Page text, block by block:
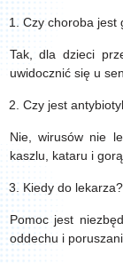
Czy choroba jest
Tak, dla dzieci
uwidocznić się u
Czy jest
Nie, wirusów nie
kaszlu, kataru i
Kiedy do lekarza?
Pomoc jest
oddechu i